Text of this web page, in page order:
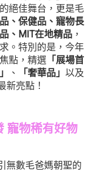
絕佳舞台，更是毛
、保健品、寵物長
、MIT在地精品 ，
。特別的是，今年
點，精選 「展場首
、 「奢華品」 以及
新亮點！
寵物稀有好物
無數毛爸媽朝聖的